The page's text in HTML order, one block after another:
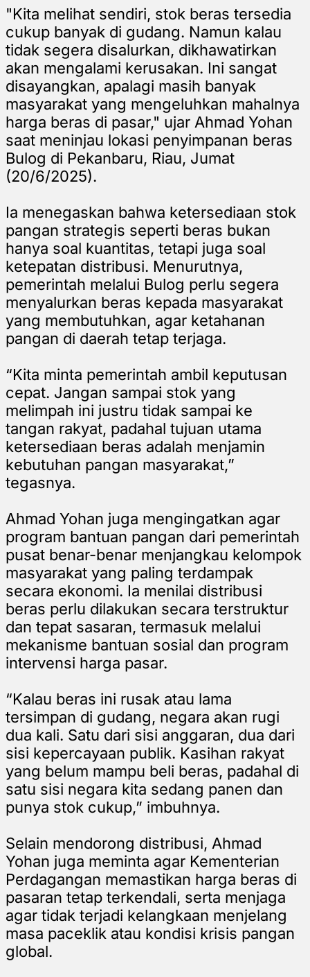
"Kita melihat sendiri, stok beras tersedia
cukup banyak di gudang. Namun kalau
tidak segera disalurkan, dikhawatirkan
akan mengalami kerusakan. Ini sangat
disayangkan, apalagi masih banyak
masyarakat yang mengeluhkan mahalnya
harga beras di pasar," ujar Ahmad Yohan
saat meninjau lokasi penyimpanan beras
Bulog di Pekanbaru, Riau, Jumat
(20/6/2025).
Ia menegaskan bahwa ketersediaan stok
pangan strategis seperti beras bukan
hanya soal kuantitas, tetapi juga soal
ketepatan distribusi. Menurutnya,
pemerintah melalui Bulog perlu segera
menyalurkan beras kepada masyarakat
yang membutuhkan, agar ketahanan
pangan di daerah tetap terjaga.
“Kita minta pemerintah ambil keputusan
cepat. Jangan sampai stok yang
melimpah ini justru tidak sampai ke
tangan rakyat, padahal tujuan utama
ketersediaan beras adalah menjamin
kebutuhan pangan masyarakat,”
tegasnya.
Ahmad Yohan juga mengingatkan agar
program bantuan pangan dari pemerintah
pusat benar-benar menjangkau kelompok
masyarakat yang paling terdampak
secara ekonomi. Ia menilai distribusi
beras perlu dilakukan secara terstruktur
dan tepat sasaran, termasuk melalui
mekanisme bantuan sosial dan program
intervensi harga pasar.
“Kalau beras ini rusak atau lama
tersimpan di gudang, negara akan rugi
dua kali. Satu dari sisi anggaran, dua dari
sisi kepercayaan publik. Kasihan rakyat
yang belum mampu beli beras, padahal di
satu sisi negara kita sedang panen dan
punya stok cukup,” imbuhnya.
Selain mendorong distribusi, Ahmad
Yohan juga meminta agar Kementerian
Perdagangan memastikan harga beras di
pasaran tetap terkendali, serta menjaga
agar tidak terjadi kelangkaan menjelang
masa paceklik atau kondisi krisis pangan
global.